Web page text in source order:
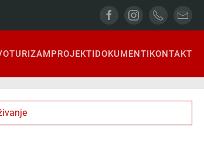
TURIZAMPROJEKTIDOKUMENTIKONTAKT